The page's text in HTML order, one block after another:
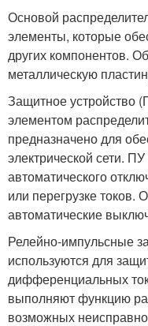
Основой
элементы, которые
других компонентов.
металлическую
Защитное устройство
элементом
предназначено для
электрической сети.
автоматического
или перегрузке
автоматические
Релейно-импульсные
используются для
дифференциальных
выполняют функцию
возможных